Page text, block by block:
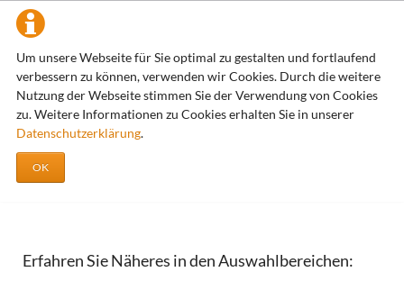
Um unsere Webseite für Sie optimal zu gestalten und fortlaufend
verbessern zu können, verwenden wir Cookies. Durch die weitere
Nutzung der Webseite stimmen Sie der Verwendung von Cookies
zu. Weitere Informationen zu Cookies erhalten Sie in unserer
Datenschutzerklärung.
OK
Zens Widerstandsschweißtechnik Die Schweißtechnik
Widerstandsschweißtechnik /
Widerstandsschweißmaschinen
Erfahren Sie Näheres in den Auswahlbereichen: